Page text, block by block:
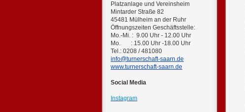
Platzanlage und Vereinsheim
Mintarder Straße 82
45481 Mülheim an der Ruhr
Öffnungszeiten Geschäftsstelle:
Mo.-Mi. : 9.00 Uhr - 12.00 Uhr
Mo. : 15.00 Uhr -18.00 Uhr
Tel.: 0208 / 481080
info@turnerschaft-saarn.de
www.turnerschaft-saarn.de
Social Media
Instagram